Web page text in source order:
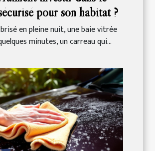
pour son habitat ?
en pleine nuit, une baie vitrée
minutes, un carreau qui...